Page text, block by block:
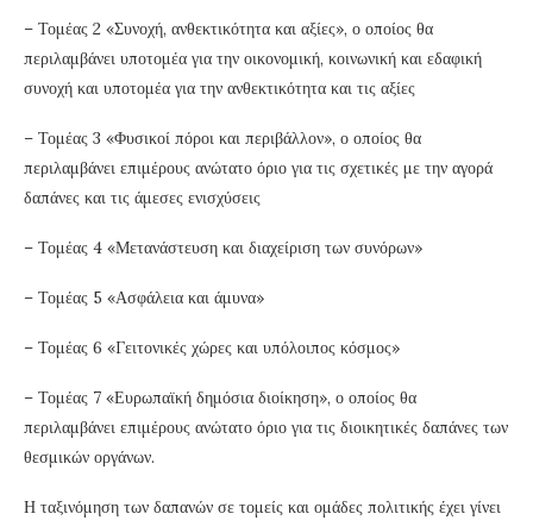
– Τομέας 2 «Συνοχή, ανθεκτικότητα και αξίες», ο οποίος θα
περιλαμβάνει υποτομέα για την οικονομική, κοινωνική και εδαφική
συνοχή και υποτομέα για την ανθεκτικότητα και τις αξίες
– Τομέας 3 «Φυσικοί πόροι και περιβάλλον», ο οποίος θα
περιλαμβάνει επιμέρους ανώτατο όριο για τις σχετικές με την αγορά
δαπάνες και τις άμεσες ενισχύσεις
– Τομέας 4 «Μετανάστευση και διαχείριση των συνόρων»
– Τομέας 5 «Ασφάλεια και άμυνα»
– Τομέας 6 «Γειτονικές χώρες και υπόλοιπος κόσμος»
– Τομέας 7 «Ευρωπαϊκή δημόσια διοίκηση», ο οποίος θα
περιλαμβάνει επιμέρους ανώτατο όριο για τις διοικητικές δαπάνες των
θεσμικών οργάνων.
Η ταξινόμηση των δαπανών σε τομείς και ομάδες πολιτικής έχει γίνει